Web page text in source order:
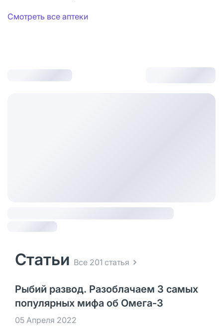
Смотреть все аптеки
Статьи Все 201 статья
Рыбий развод. Разоблачаем 3 самых
популярных мифа об Омега-3
05 Апреля 2022